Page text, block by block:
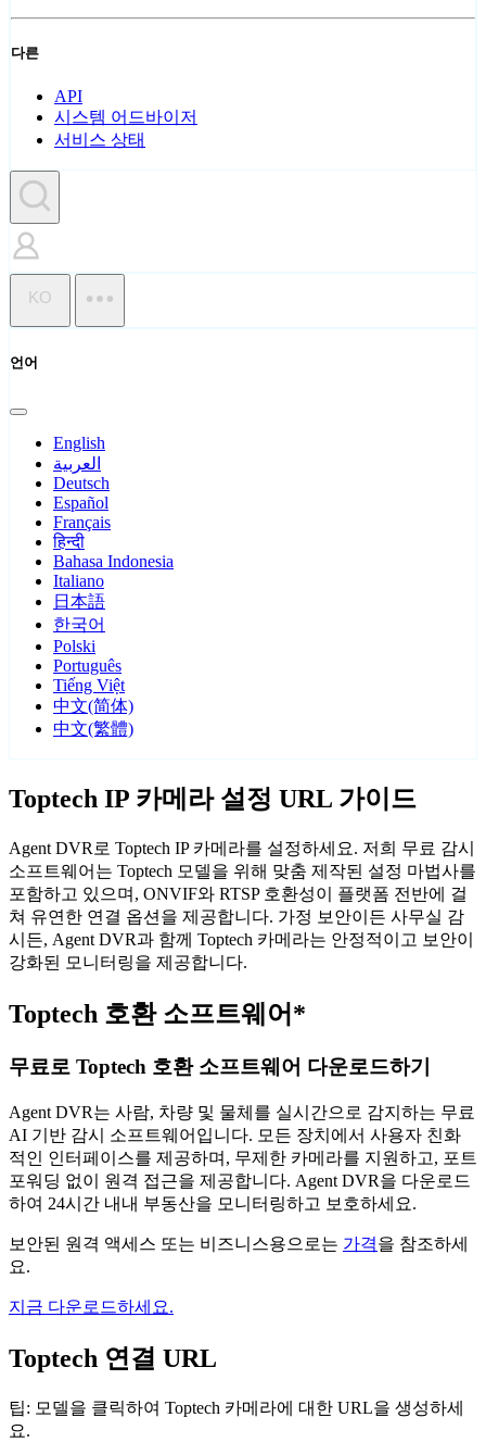
다른
API
시스템 어드바이저
서비스 상태
KO
언어
English
العربية
Deutsch
Español
Français
हिन्दी
Bahasa Indonesia
Italiano
日本語
한국어
Polski
Português
Tiếng Việt
中文(简体)
中文(繁體)
Toptech IP 카메라 설정 URL 가이드
Agent DVR로 Toptech IP 카메라를 설정하세요. 저희 무료 감시
소프트웨어는 Toptech 모델을 위해 맞춤 제작된 설정 마법사를
포함하고 있으며, ONVIF와 RTSP 호환성이 플랫폼 전반에 걸
쳐 유연한 연결 옵션을 제공합니다. 가정 보안이든 사무실 감
시든, Agent DVR과 함께 Toptech 카메라는 안정적이고 보안이
강화된 모니터링을 제공합니다.
Toptech 호환 소프트웨어*
무료로 Toptech 호환 소프트웨어 다운로드하기
Agent DVR는 사람, 차량 및 물체를 실시간으로 감지하는 무료
AI 기반 감시 소프트웨어입니다. 모든 장치에서 사용자 친화
적인 인터페이스를 제공하며, 무제한 카메라를 지원하고, 포트
포워딩 없이 원격 접근을 제공합니다. Agent DVR을 다운로드
하여 24시간 내내 부동산을 모니터링하고 보호하세요.
보안된 원격 액세스 또는 비즈니스용으로는 가격을 참조하세
요.
지금 다운로드하세요.
Toptech 연결 URL
팁: 모델을 클릭하여 Toptech 카메라에 대한 URL을 생성하세
요.